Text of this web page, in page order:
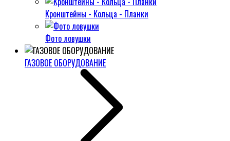
Кронштейны - Кольца - Планки
Фото ловушки
ГАЗОВОЕ ОБОРУДОВАНИЕ